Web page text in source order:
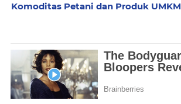
Komoditas Petani dan Produk UMKM